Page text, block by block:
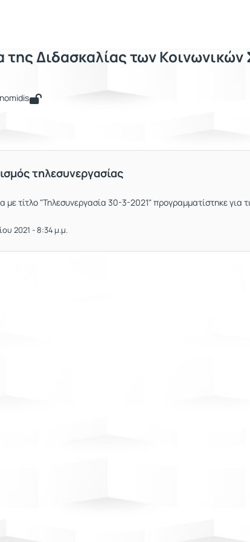
της Διδασκαλίας των
της Διδασκαλίας των
τηλεσυνεργασίας
με τίτλο "Τηλεσυνεργασία 30-3-2021" προγραμματίστηκε για
2021 - 8:34 μ.μ.